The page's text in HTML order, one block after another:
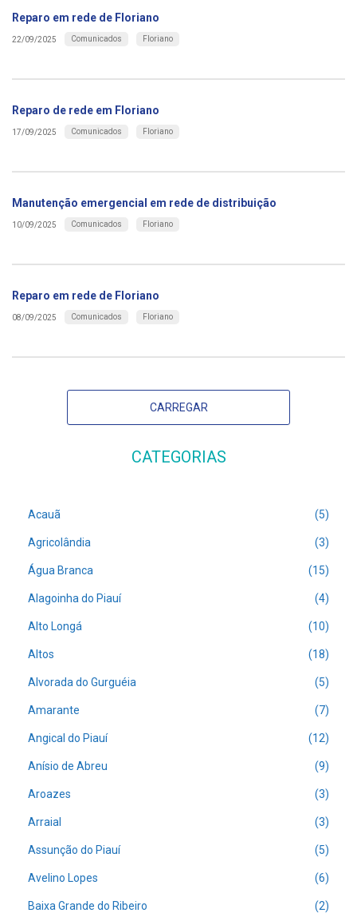
Reparo em rede de Floriano
22/09/2025 Comunicados Floriano
Reparo de rede em Floriano
17/09/2025 Comunicados Floriano
Manutenção emergencial em rede de distribuição
10/09/2025 Comunicados Floriano
Reparo em rede de Floriano
08/09/2025 Comunicados Floriano
CARREGAR
CATEGORIAS
Acauã (5)
Agricolândia (3)
Água Branca (15)
Alagoinha do Piauí (4)
Alto Longá (10)
Altos (18)
Alvorada do Gurguéia (5)
Amarante (7)
Angical do Piauí (12)
Anísio de Abreu (9)
Aroazes (3)
Arraial (3)
Assunção do Piauí (5)
Avelino Lopes (6)
Baixa Grande do Ribeiro (2)